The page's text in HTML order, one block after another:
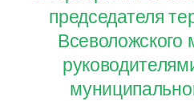
председателя
Всеволожского